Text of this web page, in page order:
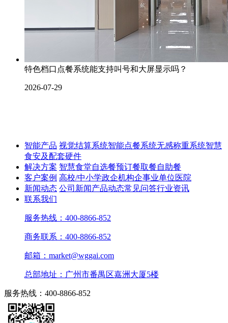
特色档口点餐系统能支持叫号和大屏显示吗？
2026-07-29
智能产品 视觉结算系统智能点餐系统无感称重系统智慧
食安及配套硬件
解决方案 智慧食堂自选餐预订餐取餐自助餐
客户案例 高校/中小学政企机构企事业单位医院
新闻动态 公司新闻产品动态常见问答行业资讯
联系我们
服务热线：400-8866-852
商务联系：400-8866-852
邮箱：market@wggai.com
总部地址：广州市番禺区嘉洲大厦5楼
服务热线：400-8866-852